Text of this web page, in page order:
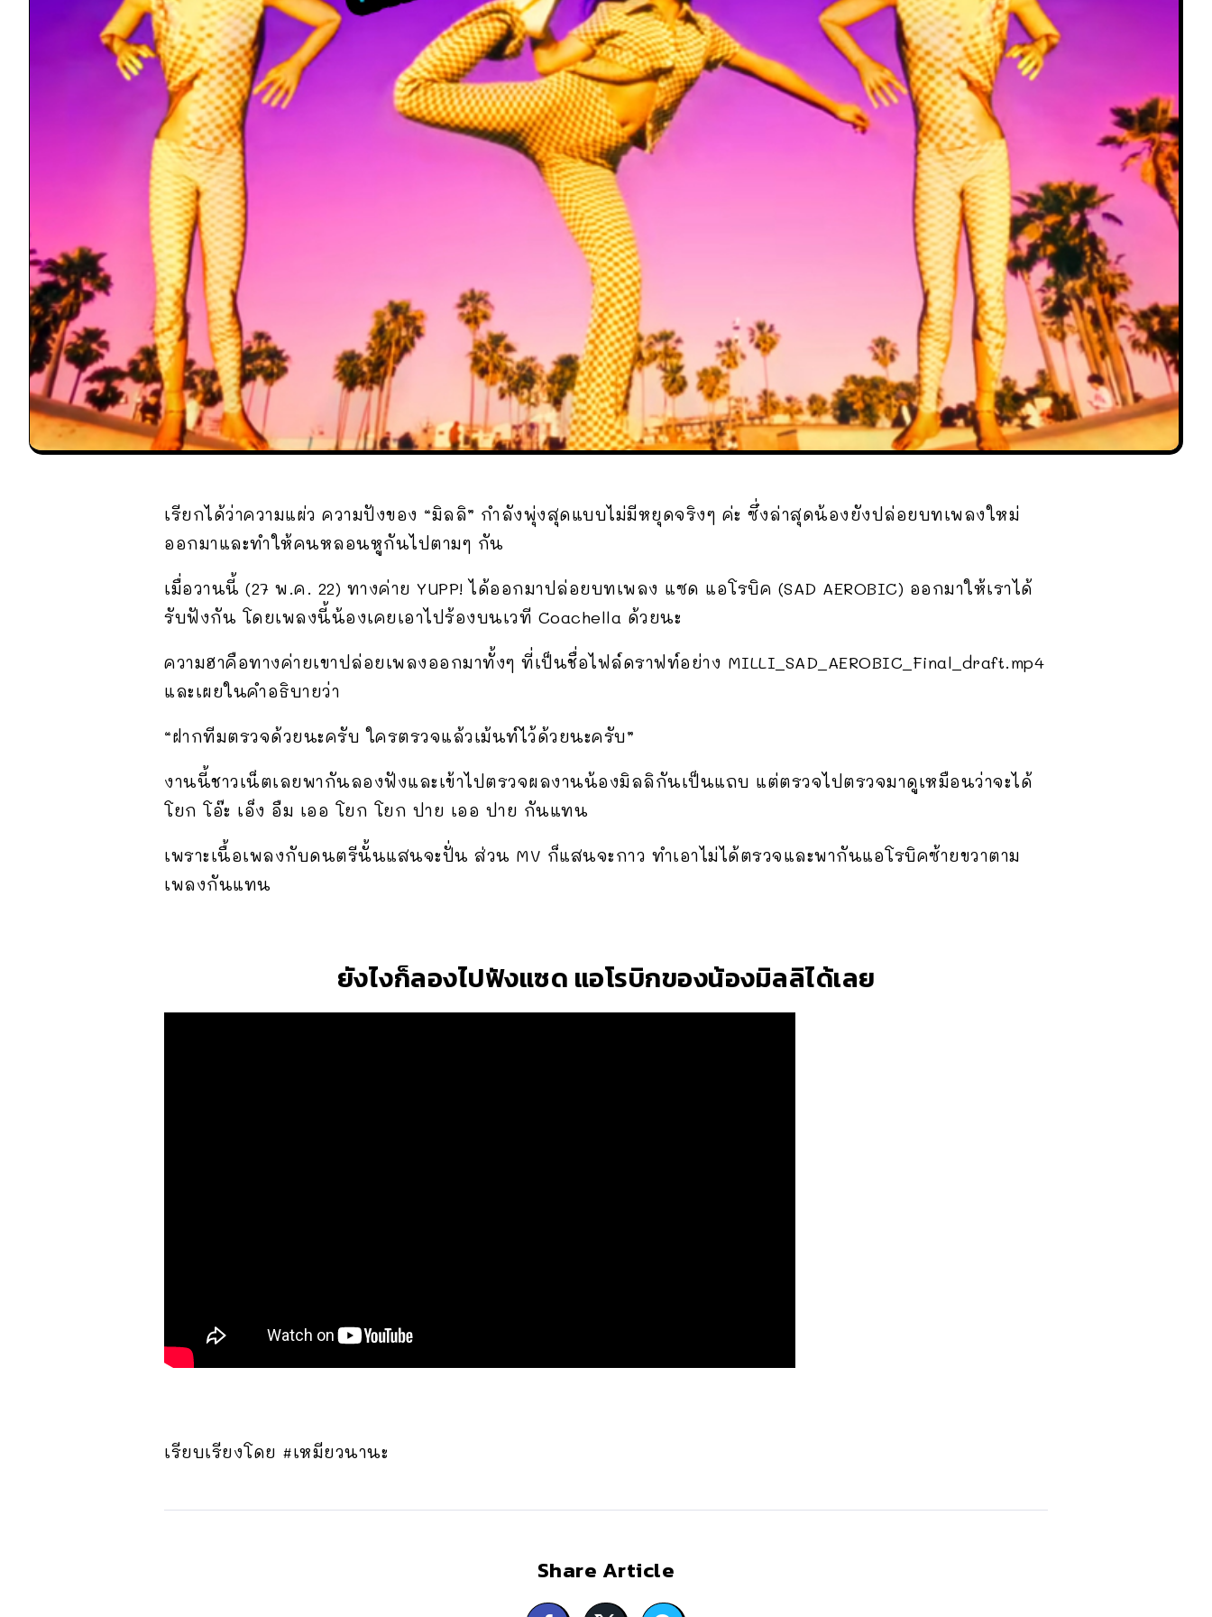
เรียกได้ว่าความแผ่ว ความปังของ “มิลลิ” กำลังพุ่งสุดแบบไม่มีหยุดจริงๆ ค่ะ ซึ่งล่าสุดน้องยังปล่อยบทเพลงใหม่
ออกมาและทำให้คนหลอนหูกันไปตามๆ กัน
เมื่อวานนี้ (27 พ.ค. 22) ทางค่าย YUPP! ได้ออกมาปล่อยบทเพลง แซด แอโรบิค (SAD AEROBIC) ออกมาให้เราได้
รับฟังกัน โดยเพลงนี้น้องเคยเอาไปร้องบนเวที Coachella ด้วยนะ
ความฮาคือทางค่ายเขาปล่อยเพลงออกมาทั้งๆ ที่เป็นชื่อไฟล์ดราฟท์อย่าง MILLI_SAD_AEROBIC_Final_draft.mp4
และเผยในคำอธิบายว่า
“ฝากทีมตรวจด้วยนะครับ ใครตรวจแล้วเม้นท์ไว้ด้วยนะครับ”
งานนี้ชาวเน็ตเลยพากันลองฟังและเข้าไปตรวจผลงานน้องมิลลิกันเป็นแถบ แต่ตรวจไปตรวจมาดูเหมือนว่าจะได้
โยก โอ๊ะ เอ็ง อืม เออ โยก โยก ปาย เออ ปาย กันแทน
เพราะเนื้อเพลงกับดนตรีนั้นแสนจะปั่น ส่วน MV ก็แสนจะกาว ทำเอาไม่ได้ตรวจและพากันแอโรบิคซ้ายขวาตาม
เพลงกันแทน
ยังไงก็ลองไปฟังแซด แอโรบิกของน้องมิลลิได้เลย
เรียบเรียงโดย #เหมียวนานะ
Share Article